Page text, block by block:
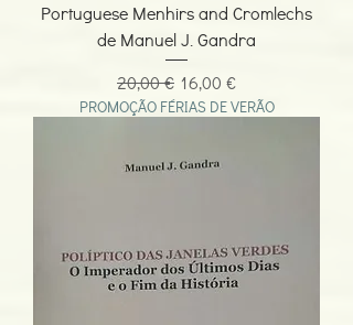
Portuguese Menhirs and Cromlechs
de Manuel J. Gandra
Preço normal
20,00 € Preço promocional
16,00 €
PROMOÇÃO FÉRIAS DE VERÃO